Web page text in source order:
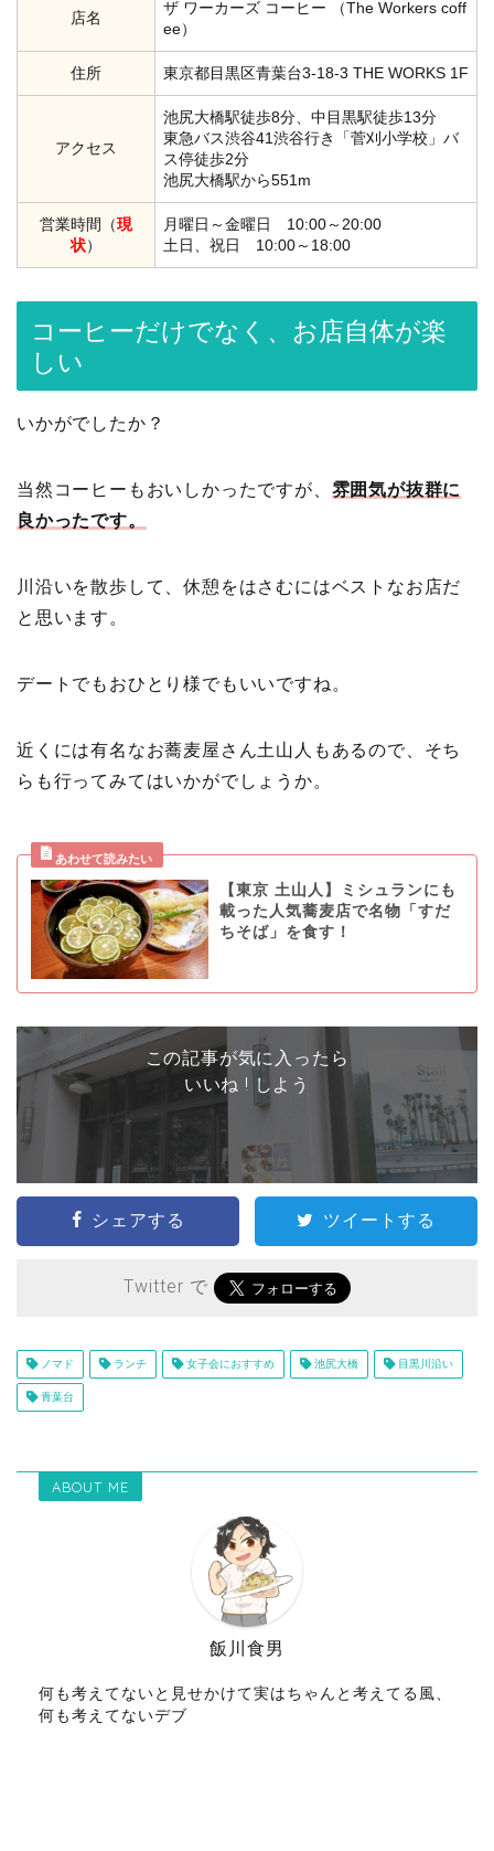
店名
ザ ワーカーズ コーヒー （The Workers coff
ee）
住所 東京都目黒区青葉台3-18-3 THE WORKS 1F
アクセス
池尻大橋駅徒歩8分、中目黒駅徒歩13分
東急バス渋谷41渋谷行き「菅刈小学校」バ
ス停徒歩2分
池尻大橋駅から551m
営業時間（現
状）
月曜日～金曜日 10:00～20:00
土日、祝日 10:00～18:00
コーヒーだけでなく、お店自体が楽
しい
いかがでしたか？
当然コーヒーもおいしかったですが、 雰囲気が抜群に
良かったです。
川沿いを散歩して、休憩をはさむにはベストなお店だ
と思います。
デートでもおひとり様でもいいですね。
近くには有名なお蕎麦屋さん土山人もあるので、そち
らも行ってみてはいかがでしょうか。
【東京 土山人】ミシュランにも
載った人気蕎麦店で名物「すだ
ちそば」を食す！
この記事が気に入ったら
いいね ! しよう
シェアする ツイートする
Twitter で
ノマド ランチ 女子会におすすめ 池尻大橋 目黒川沿い
青葉台
ABOUT ME
飯川食男
何も考えてないと見せかけて実はちゃんと考えてる風、
何も考えてないデブ